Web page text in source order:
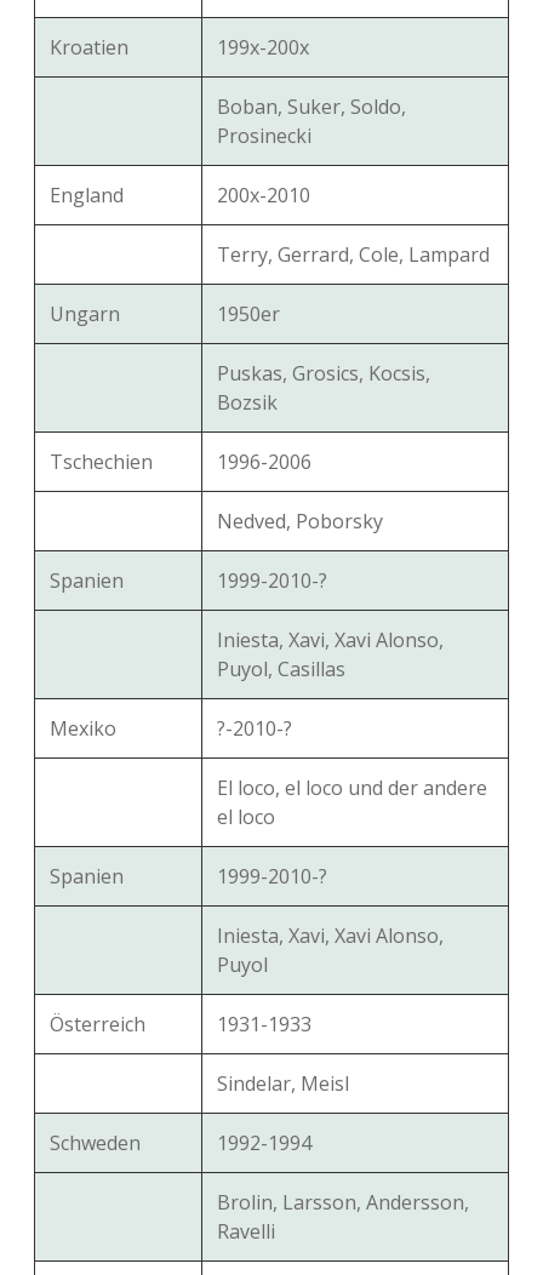
Kroatien 199x-200x
Boban, Suker, Soldo,
Prosinecki
England 200x-2010
Terry, Gerrard, Cole, Lampard
Ungarn 1950er
Puskas, Grosics, Kocsis,
Bozsik
Tschechien 1996-2006
Nedved, Poborsky
Spanien 1999-2010-?
Iniesta, Xavi, Xavi Alonso,
Puyol, Casillas
Mexiko ?-2010-?
El loco, el loco und der andere
el loco
Spanien 1999-2010-?
Iniesta, Xavi, Xavi Alonso,
Puyol
Österreich 1931-1933
Sindelar, Meisl
Schweden 1992-1994
Brolin, Larsson, Andersson,
Ravelli